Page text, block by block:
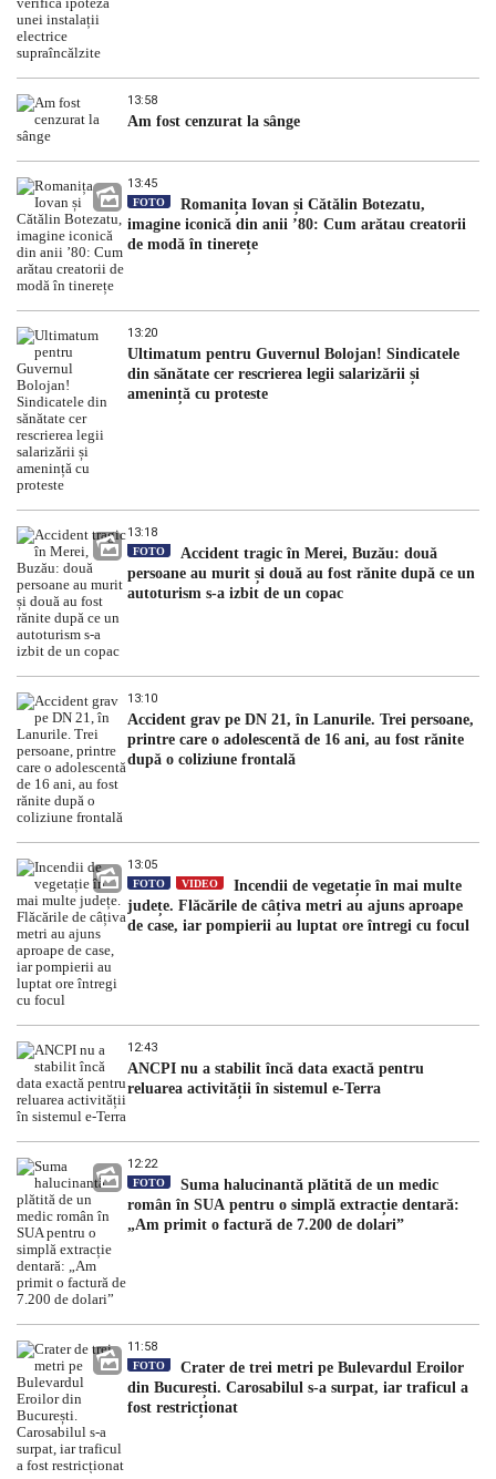
13:58
Am fost cenzurat la sânge
13:45
FOTO
Romanița Iovan și Cătălin Botezatu,
imagine iconică din anii ’80: Cum arătau creatorii
de modă în tinerețe
13:20
Ultimatum pentru Guvernul Bolojan! Sindicatele
din sănătate cer rescrierea legii salarizării și
amenință cu proteste
13:18
FOTO
Accident tragic în Merei, Buzău: două
persoane au murit și două au fost rănite după ce un
autoturism s-a izbit de un copac
13:10
Accident grav pe DN 21, în Lanurile. Trei persoane,
printre care o adolescentă de 16 ani, au fost rănite
după o coliziune frontală
13:05
FOTO VIDEO
Incendii de vegetație în mai multe
județe. Flăcările de câțiva metri au ajuns aproape
de case, iar pompierii au luptat ore întregi cu focul
12:43
ANCPI nu a stabilit încă data exactă pentru
reluarea activității în sistemul e-Terra
12:22
FOTO
Suma halucinantă plătită de un medic
român în SUA pentru o simplă extracție dentară:
„Am primit o factură de 7.200 de dolari”
11:58
FOTO
Crater de trei metri pe Bulevardul Eroilor
din București. Carosabilul s-a surpat, iar traficul a
fost restricționat